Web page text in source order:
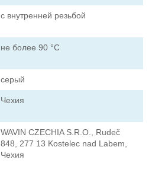
с внутренней резьбой
не более 90 °С
серый
Чехия
WAVIN CZECHIA S.R.O., Rudeč
848, 277 13 Kostelec nad Labem,
Чехия